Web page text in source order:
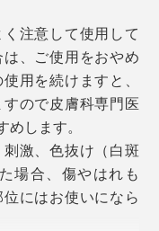
てに、フィンラン
まで、すべて国内の
術的な嗅覚、そし
まれた『OSMIA』
ンをもつブランドに
サウナで体を叩い
ので、ドライが一般
たものが「フレッ
注意して使用して
、ご使用をおやめ
用を続けますと、
ので皮膚科専門医
します。
激、色抜け（白斑
場合、傷やはれも
にはお使いになら